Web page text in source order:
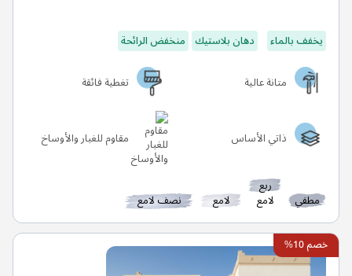
يخفف بالماء دهان بلاستيك منخفض الرائحة
متانة عالية
تغطية فائقة
ذاتي الأساس مقاوم للغبار والأوساخ
مطفي
ربع
لامع لامع نصف لامع
خصم 10%